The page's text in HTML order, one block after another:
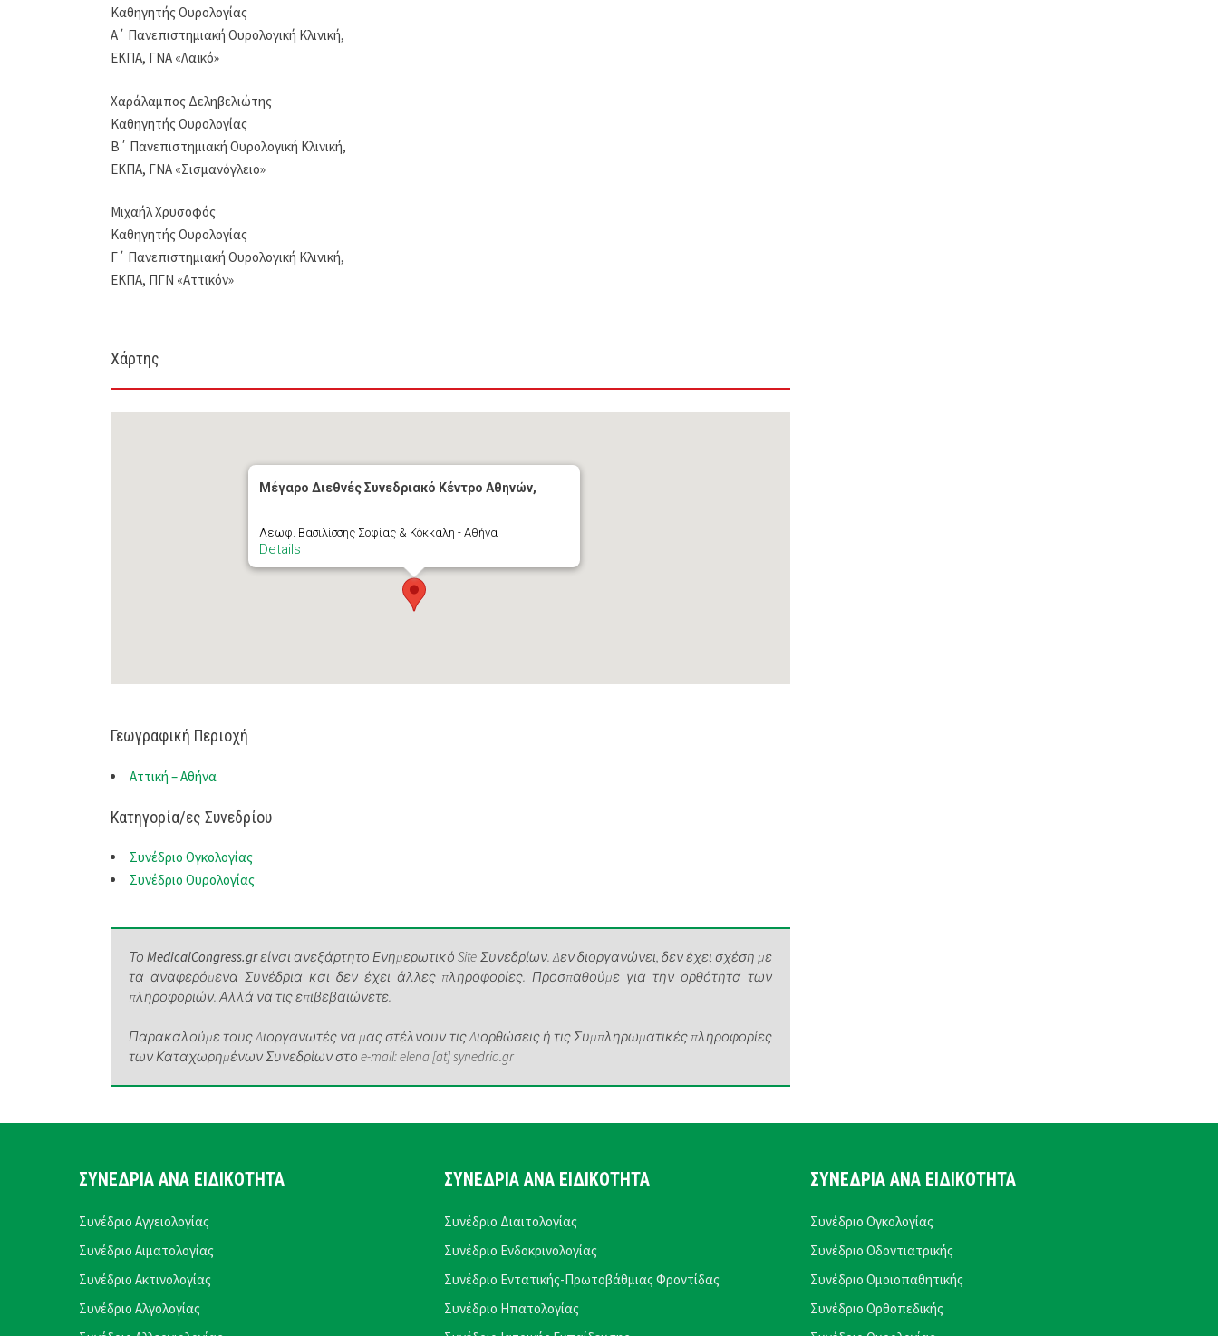
Καθηγητής Ουρολογίας
Α΄ Πανεπιστημιακή Ουρολογική Κλινική,
ΕΚΠΑ, ΓΝΑ «Λαϊκό»
Χαράλαμπος Δεληβελιώτης
Καθηγητής Ουρολογίας
Β΄ Πανεπιστημιακή Ουρολογική Κλινική,
ΕΚΠΑ, ΓΝΑ «Σισμανόγλειο»
Μιχαήλ Χρυσοφός
Καθηγητής Ουρολογίας
Γ΄ Πανεπιστημιακή Ουρολογική Κλινική,
ΕΚΠΑ, ΠΓΝ «Αττικόν»
Χάρτης
Μέγαρο Διεθνές Συνεδριακό Κέντρο Αθηνών,
Λεωφ. Βασιλίσσης Σοφίας & Κόκκαλη - Αθήνα
Details
Γεωγραφική Περιοχή
Αττική – Αθήνα
Κατηγορία/ες Συνεδρίου
Συνέδριο Ογκολογίας
Συνέδριο Ουρολογίας
ΤοMedicalCongress.grείναι ανεξάρτητο Ενημερωτικό Site Συνεδρίων. Δεν διοργανώνει, δεν έχει σχέση με
τα αναφερόμενα Συνέδρια και δεν έχει άλλες πληροφορίες. Προσπαθούμε για την ορθότητα των
πληροφοριών. Αλλά να τις επιβεβαιώνετε.
Παρακαλούμε τους Διοργανωτές να μας στέλνουν τις Διορθώσεις ή τις Συμπληρωματικές πληροφορίες
των Καταχωρημένων Συνεδρίων στο e-mail: elena [at] synedrio.gr
ΣΥΝΕΔΡΙΑ ΑΝΑ ΕΙΔΙΚΟΤΗΤΑ
Συνέδριο Αγγειολογίας
Συνέδριο Αιματολογίας
Συνέδριο Ακτινολογίας
Συνέδριο Αλγολογίας
ΣΥΝΕΔΡΙΑ ΑΝΑ ΕΙΔΙΚΟΤΗΤΑ
Συνέδριο Διαιτολογίας
Συνέδριο Ενδοκρινολογίας
Συνέδριο Εντατικής-Πρωτοβάθμιας Φροντίδας
Συνέδριο Ηπατολογίας
ΣΥΝΕΔΡΙΑ ΑΝΑ ΕΙΔΙΚΟΤΗΤΑ
Συνέδριο Ογκολογίας
Συνέδριο Οδοντιατρικής
Συνέδριο Ομοιοπαθητικής
Συνέδριο Ορθοπεδικής